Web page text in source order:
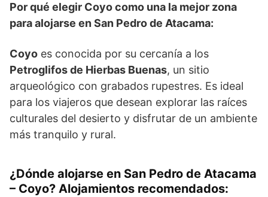
Por qué elegir Coyo como una la mejor zona
para alojarse en San Pedro de Atacama:
Coyo es conocida por su cercanía a los
Petroglifos de Hierbas Buenas, un sitio
arqueológico con grabados rupestres. Es ideal
para los viajeros que desean explorar las raíces
culturales del desierto y disfrutar de un ambiente
más tranquilo y rural.
¿Dónde alojarse en San Pedro de Atacama
– Coyo? Alojamientos recomendados: